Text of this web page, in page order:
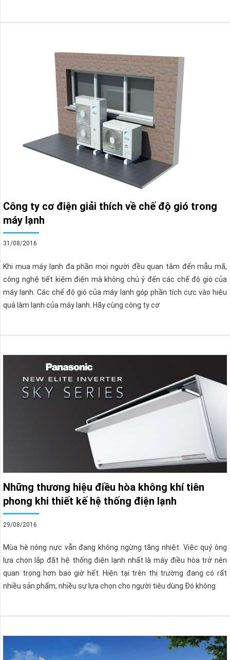
Công ty cơ điện giải thích về chế độ gió trong
máy lạnh
31/08/2016
Khi mua máy lạnh đa phần mọi người đều quan tâm đến mẫu mã,
công nghệ tiết kiệm điện mà không chú ý đến các chế độ gió của
máy lạnh. Các chế độ gió của máy lạnh góp phần tích cực vào hiệu
quả làm lạnh của máy lạnh. Hãy cùng công ty cơ
Những thương hiệu điều hòa không khí tiên
phong khi thiết kế hệ thống điện lạnh
29/08/2016
Mùa hè nóng nực vẫn đang không ngừng tăng nhiệt. Việc quý ông
lựa chọn lắp đặt hệ thống điện lạnh nhất là máy điều hòa trở nên
quan trọng hơn bao giờ hết. Hiện tại trên thị trường đang có rất
nhiều sản phẩm, nhiều sự lựa chọn cho người tiêu dùng Đó không